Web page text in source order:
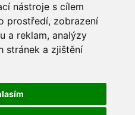
nástroje s cílem
prostředí, zobrazení
a reklam, analýzy
stránek a zjištění
30